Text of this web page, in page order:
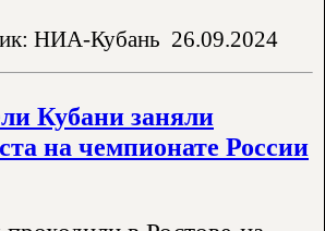
НИА-Кубань 26.09.2024
Кубани заняли
на чемпионате России